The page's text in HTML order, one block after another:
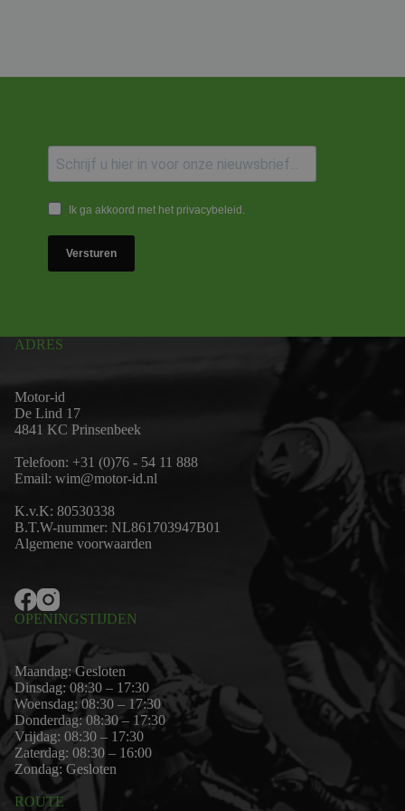
Ik ga akkoord met het privacybeleid.
Versturen
ADRES
Motor-id
De Lind 17
4841 KC Prinsenbeek
Telefoon: +31 (0)76 - 54 11 888
Email: wim@motor-id.nl
K.v.K: 80530338
B.T.W-nummer: NL861703947B01
Algemene voorwaarden
OPENINGSTIJDEN
Maandag: Gesloten
Dinsdag: 08:30 – 17:30
Woensdag: 08:30 – 17:30
Donderdag: 08:30 – 17:30
Vrijdag: 08:30 – 17:30
Zaterdag: 08:30 – 16:00
Zondag: Gesloten
ROUTE